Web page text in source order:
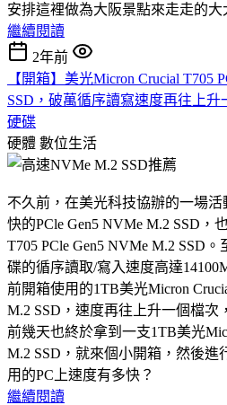
安排這裡做為大阪景點來走走的大
繼續閱讀
2年前
【開箱】美光Micron Crucial T705
SSD，破萬循序讀寫速度再往上
硬碟
硬體 數位生活
不久前，在美光科技協辦的一場
快的PCle Gen5 NVMe M.2 SSD，
T705 PCle Gen5 NVMe M.2 SSD
碟的循序讀取/寫入速度高達
前開箱使用的1TB美光Micron
M.2 SSD，速度再往上升一個檔次
前幾天也終於拿到一支1TB美光
M.2 SSD，就來個小開箱，然後進
用的PC上速度有多快？
繼續閱讀